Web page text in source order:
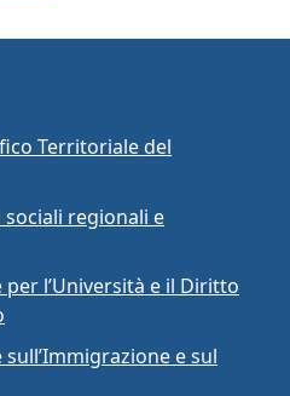
Territoriale del
regionali e
l’Università e il Diritto
e sul